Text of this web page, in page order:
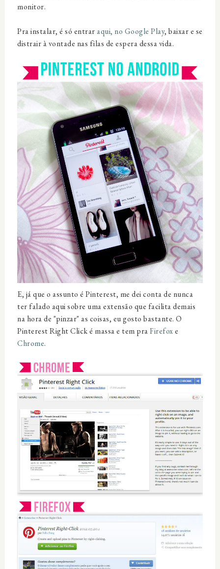
monitor.
Pra instalar, é só entraraqui, no Google Play, baixar e se
distrair à vontade nas filas de espera dessa vida.
E, já que o assunto é Pinterest, me dei conta de nunca
ter falado aqui sobre uma extensão que facilita demais
na hora de "pinzar" as coisas, eu gosto bastante. O
Pinterest Right Click é massa e tem praFirefoxe
Chrome.